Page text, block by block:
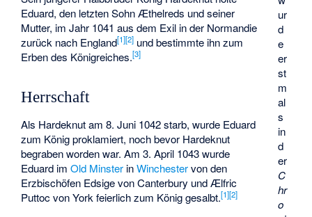
ur
d
e
er
st
m
al
s
in
d
er
C
hr
o
Eduard, den letzten Sohn Æthelreds und seiner
Mutter, im Jahr 1041 aus dem Exil in der Normandie
zurück nach England[1][2] und bestimmte ihn zum
Erben des Königreiches.[3]
Herrschaft
Als Hardeknut am 8. Juni 1042 starb, wurde Eduard
zum König proklamiert, noch bevor Hardeknut
begraben worden war. Am 3. April 1043 wurde
Eduard imOld Minster inWinchestervon den
Erzbischöfen Edsige von Canterbury undÆlfric
Puttocvon York feierlich zum König gesalbt.[1][2]